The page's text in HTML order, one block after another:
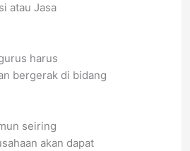
atau Jasa
harus
bergerak di bidang
seiring
akan dapat